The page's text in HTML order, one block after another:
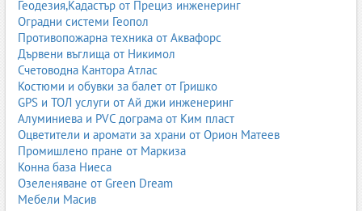
Геодезия,Кадастър от Прециз инженеринг
Оградни системи Геопол
Противопожарна техника от Аквафорс
Дървени въглища от Никимол
Счетоводна Кантора Атлас
Костюми и обувки за балет от Гришко
GPS и ТОЛ услуги от Ай джи инженеринг
Алуминиева и PVC дограма от Ким пласт
Оцветители и аромати за храни от Орион Матеев
Промишлено пране от Маркиза
Конна база Ниеса
Озеленяване от Green Dream
Мебели Масив